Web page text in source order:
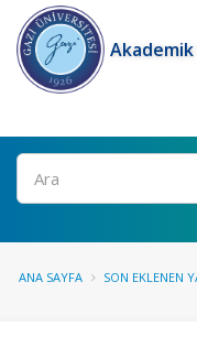
Ara
ANA SAYFA SON EKLENEN